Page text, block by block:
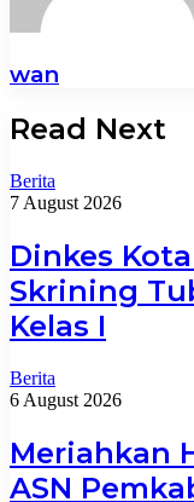
wan
Read Next
Berita
7 August 2026
Dinkes
Skrining
Kelas I
Berita
6 August 2026
Meriahkan
ASN